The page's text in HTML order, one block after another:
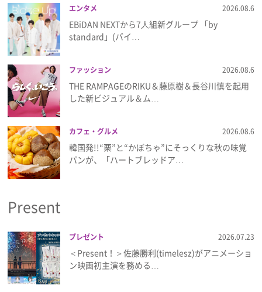
エンタメ 2026.08.6
EBiDAN NEXTから7⼈組新グループ 「by
standard」(バイ…
ファッション 2026.08.6
THE RAMPAGEのRIKU＆藤原樹＆長谷川慎を起用
した新ビジュアル＆ム…
カフェ・グルメ 2026.08.6
韓国発!!“栗”と“かぼちゃ”にそっくりな秋の味覚
パンが、「ハートブレッドア…
Present
プレゼント 2026.07.23
＜Present！＞佐藤勝利(timelesz)がアニメーショ
ン映画初主演を務める…